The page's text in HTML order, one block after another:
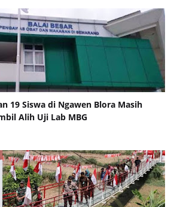
19 Siswa di Ngawen Blora Masih
Alih Uji Lab MBG